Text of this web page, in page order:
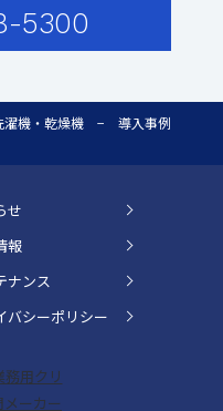
5300
濯機・乾燥機
導入事例
せ
報
ナンス
バシーポリシー